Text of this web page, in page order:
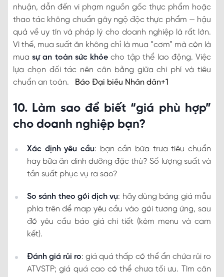
nhuận, dẫn đến vi phạm nguồn gốc thực phẩm hoặc
thao tác không chuẩn gây ngộ độc thực phẩm — hậu
quả về uy tín và pháp lý cho doanh nghiệp là rất lớn.
Vì thế, mua suất ăn không chỉ là mua “cơm” mà còn là
muasự an toàn sức khỏecho tập thể lao động. Việc
lựa chọn đối tác nên cân bằng giữa chi phí và tiêu
chuẩn an toàn.
Báo Đại biểu Nhân dân+1
10. Làm sao để biết “giá phù hợp”
cho doanh nghiệp bạn?
Xác định yêu cầu: bạn cần bữa trưa tiêu chuẩn
hay bữa ăn dinh dưỡng đặc thù? Số lượng suất và
tần suất phục vụ ra sao?
So sánh theo gói dịch vụ: hãy dùng bảng giá mẫu
phía trên để map yêu cầu vào gói tương ứng, sau
đó yêu cầu báo giá chi tiết (kèm menu và cam
kết).
Đánh giá rủi ro: giá quá thấp có thể ẩn chứa rủi ro
ATVSTP; giá quá cao có thể chưa tối ưu. Tìm cân